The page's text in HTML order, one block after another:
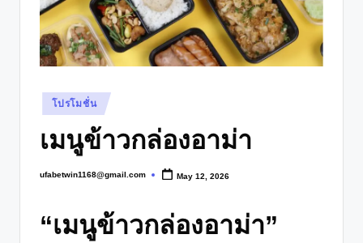
Posted
in
โปรโมชั่น
เมนูข้าวกล่องอาม่า
Posted
ufabetwin1168@gmail.com May 12, 2026
“เมนูข้าวกล่องอาม่า”